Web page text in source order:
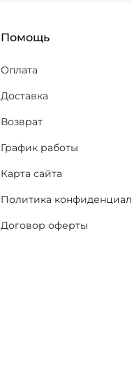
Помощь
Оплата
Доставка
Возврат
График работы
Карта сайта
Политика
Договор оферты